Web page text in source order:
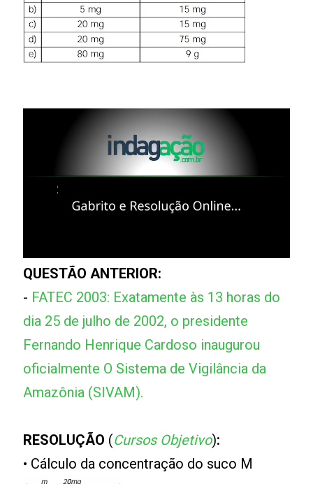
QUESTÃO ANTERIOR:
- FATEC 2003: Exatamente às 13 horas do
dia 25 de julho de 2002, o presidente
Fernando Henrique Cardoso inaugurou
oficialmente O Sistema de Vigilância da
Amazônia (SIVAM).
RESOLUÇÃO (Cursos Objetivo):
• Cálculo da concentração do suco M